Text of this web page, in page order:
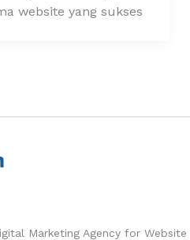
website yang sukses
Marketing Agency for Website